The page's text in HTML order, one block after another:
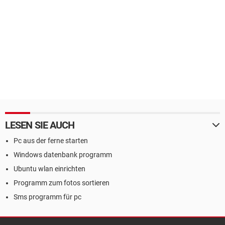
LESEN SIE AUCH
Pc aus der ferne starten
Windows datenbank programm
Ubuntu wlan einrichten
Programm zum fotos sortieren
Sms programm für pc